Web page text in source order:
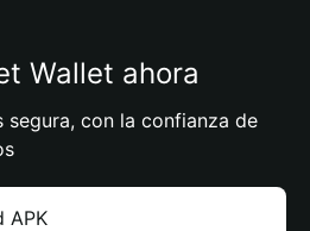
Wallet ahora
con la confianza de
APK